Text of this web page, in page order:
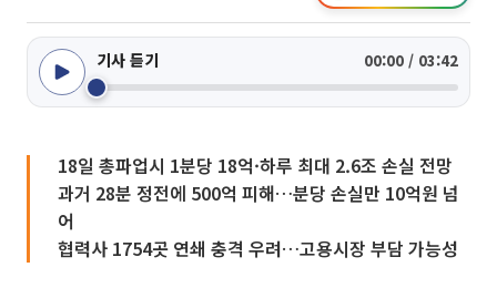
기사 듣기 00:00 / 03:42
18일 총파업시 1분당 18억·하루 최대 2.6조 손실 전망
과거 28분 정전에 500억 피해…분당 손실만 10억원 넘
어
협력사 1754곳 연쇄 충격 우려…고용시장 부담 가능성